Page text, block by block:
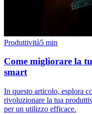
Produttività5 min
Come migliorare la
smart
In questo articolo, esplora
rivoluzionare la tua
per un utilizzo efficace.